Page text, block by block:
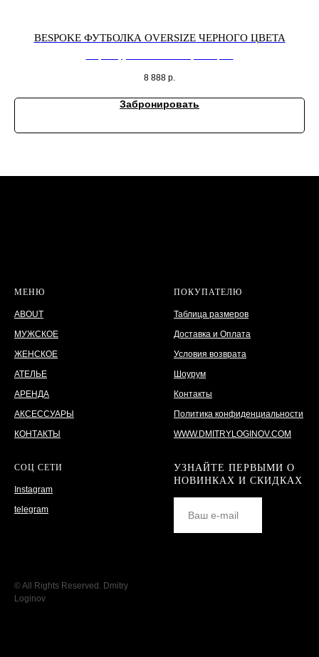
BESPOKE ФУТБОЛКА OVERSIZE ЧЕРНОГО ЦВЕТА
8 888 р.
Забронировать
МЕНЮ
ABOUT
МУЖСКОЕ
ЖЕНСКОЕ
АТЕЛЬЕ
АРЕНДА
АКСЕССУАРЫ
КОНТАКТЫ
ПОКУПАТЕЛЮ
Таблица размеров
Доставка и Оплата
Условия возврата
Шоурум
Контакты
Политика конфиденциальности
WWW.DMITRYLOGINOV.COM
СОЦ СЕТИ
Instagram
telegram
УЗНАЙТЕ ПЕРВЫМИ О
НОВИНКАХ И СКИДКАХ
© All Rights Reserved. Dmitry
Loginov